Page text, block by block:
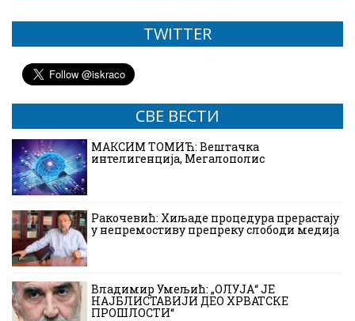
TWITTER
СВЕ ВЕСТИ
МАКСИМ ТОМИЋ: Вештачка
интелигенција, Мегалополис
Ракочевић: Хиљаде процедура прерастају
у непремостиву препреку слободи медија
Владимир Умељић: „ОЛУЈА“ ЈЕ
НАЈБЛИСТАВИЈИ ДЕО ХРВАТСКЕ
ПРОШЛОСТИ“